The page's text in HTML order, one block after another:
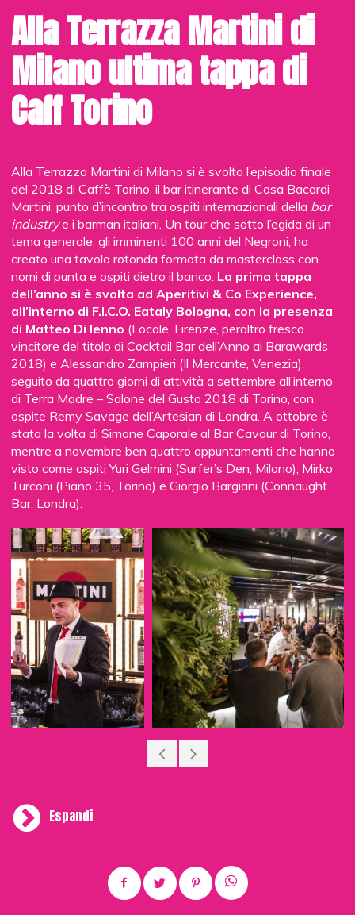
Per la categoria bibite si è distinto Frapshake,
innovativa linea di bevande fredde targataNatfood. A
ritirare il premio Alessandra Caletti, responsabile marketing
di Natfood con il bartender Charles Flamminio. Per la
categoria caffè e bevande calde, la palma della vittoria è
andata a Mermaid Latte di
Unico Gelato Espressosi è guadagnato la vetta della
categoria foodservice dolce. A ritirare il premio Fabrizio
Maroni e Francesco Reali. Mentre per la categoria
foodservice salato, si è imposto Il Grissino 1936 diSan
Carlo. A ritirare il premio il brand manager Marco
Mangiarotti.
Arredi, attrezzature e tecnologie
Nella categoria attrezzature e tecnologie, ha vinto il Combi
Wave Smart diTechfood: forno multiuso e multifunzione
per cuocere e riscaldare alimenti. A ritirare il premio,
Gabriele Iori, responsabile marketing e comunicazione di
Techfood. Infine, per la categoria strumenti di servizio e
arredi ha guadagnato la prima posizione il Secchiello
Timber diItalesse. A ritirare il premio Massimo Barducci,
amministratore delegato di Italesse. C.B.
Alla Terrazza Martini di
Milano ultima tappa di
Caff Torino
Alla Terrazza Martini di Milano si è svolto l’episodio finale
del 2018 di Caffè Torino, il bar itinerante di Casa Bacardi
Martini, punto d’incontro tra ospiti internazionali della bar
industrye i barman italiani. Un tour che sotto l’egida di un
tema generale, gli imminenti 100 anni del Negroni, ha
creato una tavola rotonda formata da masterclass con
nomi di punta e ospiti dietro il banco. La prima tappa
dell’anno si è svolta ad Aperitivi & Co Experience,
all’interno di F.I.C.O. Eataly Bologna, con la presenza
di Matteo Di Ienno (Locale, Firenze, peraltro fresco
vincitore del titolo di Cocktail Bar dell’Anno ai Barawards
2018) e Alessandro Zampieri (Il Mercante, Venezia),
seguito da quattro giorni di attività a settembre all’interno
di Terra Madre – Salone del Gusto 2018 di Torino, con
ospite Remy Savage dell’Artesian di Londra. A ottobre è
stata la volta di Simone Caporale al Bar Cavour di Torino,
mentre a novembre ben quattro appuntamenti che hanno
visto come ospiti Yuri Gelmini (Surfer’s Den, Milano), Mirko
Turconi (Piano 35, Torino) e Giorgio Bargiani (Connaught
Bar, Londra).
Espandi
ha aperto le porte del quindicesimo piano ai professionisti
del settore accorsi in un lunedì dicembrino freddo e